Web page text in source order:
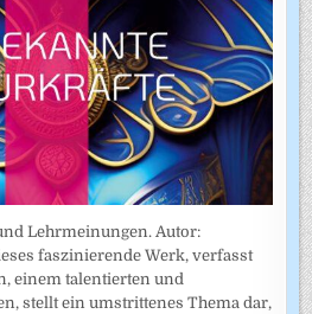
Lehrmeinungen. Autor:
faszinierende Werk, verfasst
einem talentierten und
stellt ein umstrittenes Thema dar,